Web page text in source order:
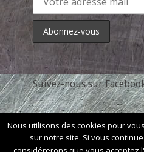
Suivez-nous sur
Nous utilisons des cookies pour
sur notre site. Si vous